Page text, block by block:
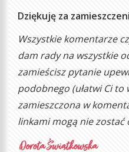
Dziękuję za
Wszystkie komentarze
dam rady na wszystkie
zamieścisz pytanie
podobnego (ułatwi Ci to
zamieszczona w
linkami mogą nie zostać